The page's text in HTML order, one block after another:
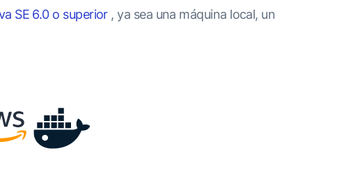
SE 6.0 o superior, ya sea una máquina local, un